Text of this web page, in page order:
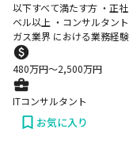
以下すべて満たす方 ・正
ベル以上 ・コンサルタン
ガス業界 における業務経
480万円〜2,500万円
ITコンサルタント
お気に入り